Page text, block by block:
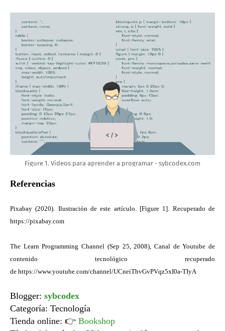
Figure 1. Videos para aprender a programar - sybcodex.com
Referencias
Pixabay (2020). Ilustración de este artículo. [Figure 1]. Recuperado de
https://pixabay.com
The Learn ProgrammingChannel (Sep 25, 2008) , Canal de Youtube de
contenido tecnológico recuperado
de https://www.youtube.com/channel/UCneiThvGvPVqz5xI0a-TIyA
Blogger: sybcodex
Categoría: Tecnología
Tienda online: 👉 Bookshop